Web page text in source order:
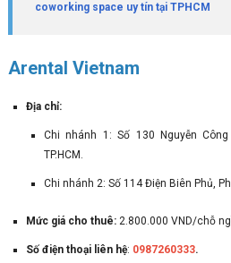
coworking space uy tín tại TPHCM
Arental Vietnam
Địa chỉ:
Chi nhánh 1: Số 130 Nguyễn
TP.HCM.
Chi nhánh 2: Số 114 Điện Biên Phủ,
Mức giá cho thuê:2.800.000 VND/chỗ
Số điện thoại liên hệ: 0987260333.